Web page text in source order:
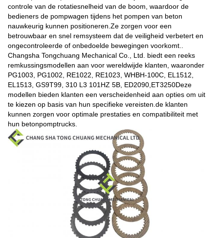
controle van de rotatiesnelheid van de boom, waardoor de
bedieners de pompwagen tijdens het pompen van beton
nauwkeurig kunnen positioneren.Ze zorgen voor een
betrouwbaar en snel remsysteem dat de veiligheid verbetert en
ongecontroleerde of onbedoelde bewegingen voorkomt..
Changsha Tongchuang Mechanical Co., Ltd. biedt een reeks
remkussingsmodellen aan voor wereldwijde klanten, waaronder
PG1003, PG1002, RE1022, RE1023, WHBH-100C, EL1512,
EL1513, GS9T99, 310 L3 101HZ 5B, ED2090,ET3250Deze
modellen bieden klanten een verscheidenheid aan opties om uit
te kiezen op basis van hun specifieke vereisten.de klanten
kunnen zorgen voor optimale prestaties en compatibiliteit met
hun betonpomptrucks.